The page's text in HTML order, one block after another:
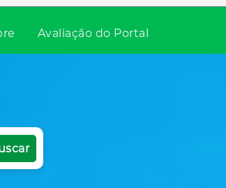
Avaliação do Portal